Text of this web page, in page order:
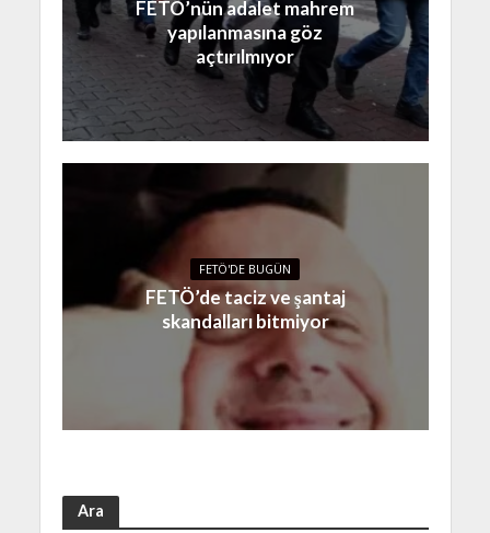
FETÖ’nün adalet mahrem
yapılanmasına göz
açtırılmıyor
FETÖ'DE BUGÜN
FETÖ’de taciz ve şantaj
skandalları bitmiyor
Ara